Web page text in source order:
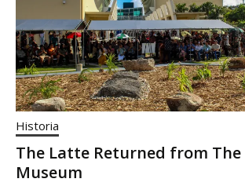
Historia
The Latte Returned from The
Museum